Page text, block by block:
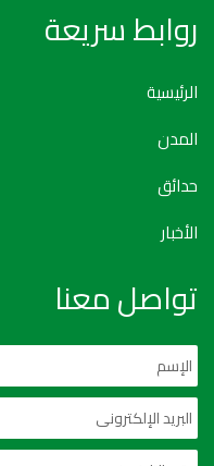
روابط سريعة
الرئيسية
المدن
حدائق
الأخبار
تواصل معنا